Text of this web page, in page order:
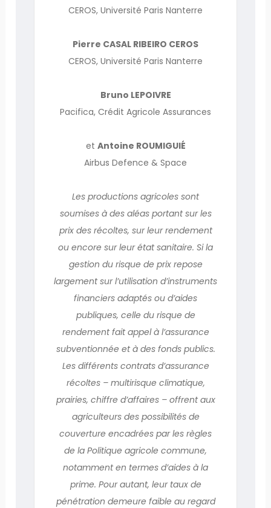
CEROS, Université Paris Nanterre
Pierre CASAL RIBEIRO CEROS
CEROS, Université Paris Nanterre
Bruno LEPOIVRE
Pacifica, Crédit Agricole Assurances
et Antoine ROUMIGUIÉ
Airbus Defence & Space
Les productions agricoles sont
soumises à des aléas portant sur les
prix des récoltes, sur leur rendement
ou encore sur leur état sanitaire. Si la
gestion du risque de prix repose
largement sur l’utilisation d’instruments
financiers adaptés ou d’aides
publiques, celle du risque de
rendement fait appel à l’assurance
subventionnée et à des fonds publics.
Les différents contrats d’assurance
récoltes – multirisque climatique,
prairies, chiffre d’affaires – offrent aux
agriculteurs des possibilités de
couverture encadrées par les règles
de la Politique agricole commune,
notamment en termes d’aides à la
prime. Pour autant, leur taux de
pénétration demeure faible au regard